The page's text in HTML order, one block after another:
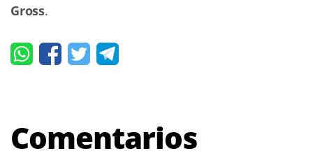
Gross.
Comentarios